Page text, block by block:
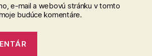
e-mail a webovú stránku v tomto
budúce komentáre.